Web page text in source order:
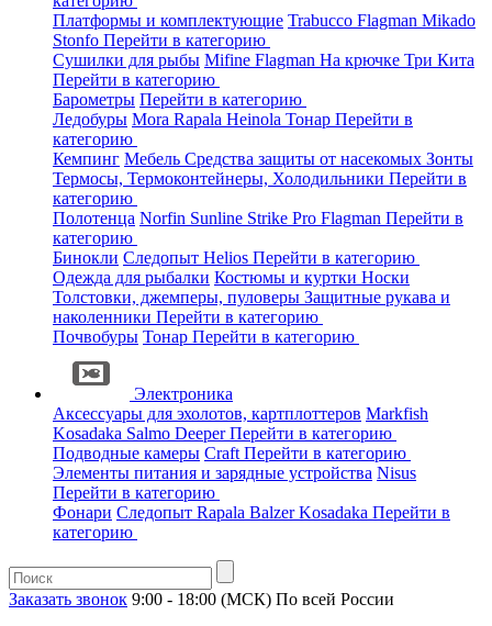
Платформы и комплектующие Trabucco Flagman Mikado
Stonfo Перейти в категорию
Сушилки для рыбы Mifine Flagman На крючке Три Кита
Перейти в категорию
Барометры Перейти в категорию
Ледобуры Mora Rapala Heinola Тонар Перейти в
категорию
Кемпинг Мебель Средства защиты от насекомых Зонты
Термосы, Термоконтейнеры, Холодильники Перейти в
категорию
Полотенца Norfin Sunline Strike Pro Flagman Перейти в
категорию
Бинокли Следопыт Helios Перейти в категорию
Одежда для рыбалки Костюмы и куртки Носки
Толстовки, джемперы, пуловеры Защитные рукава и
наколенники Перейти в категорию
Почвобуры Тонар Перейти в категорию
Электроника
Аксессуары для эхолотов, картплоттеров Markfish
Kosadaka Salmo DeeperПерейти в категорию
Подводные камеры Craft Перейти в категорию
Элементы питания и зарядные устройства Nisus
Перейти в категорию
Фонари Следопыт Rapala BalzerKosadaka Перейти в
категорию
Заказать звонок 9:00 - 18:00 (МСК) По всей России